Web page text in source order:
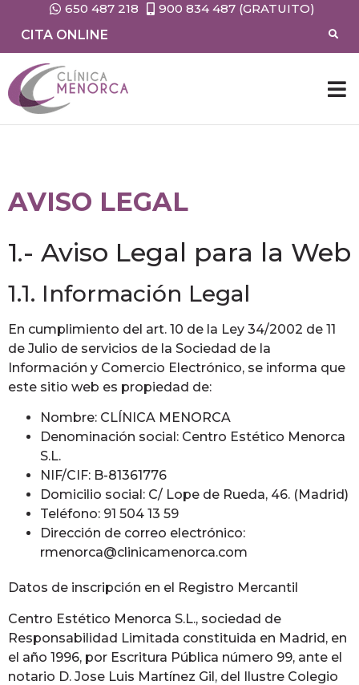
650 487 218
900 834 487 (GRATUITO)
CITA ONLINE
AVISO LEGAL
1.- Aviso Legal para la Web
1.1. Información Legal
En cumplimiento del art. 10 de la Ley 34/2002 de 11
de Julio de servicios de la Sociedad de la
Información y Comercio Electrónico, se informa que
este sitio web es propiedad de:
Nombre: CLÍNICA MENORCA
Denominación social: Centro Estético Menorca
S.L.
NIF/CIF: B-81361776
Domicilio social: C/ Lope de Rueda, 46. (Madrid)
Teléfono: 91 504 13 59
Dirección de correo electrónico:
rmenorca@clinicamenorca.com
Datos de inscripción en el Registro Mercantil
Centro Estético Menorca S.L., sociedad de
Responsabilidad Limitada constituida en Madrid, en
el año 1996, por Escritura Pública número 99, ante el
notario D. Jose Luis Martínez Gil, del Ilustre Colegio